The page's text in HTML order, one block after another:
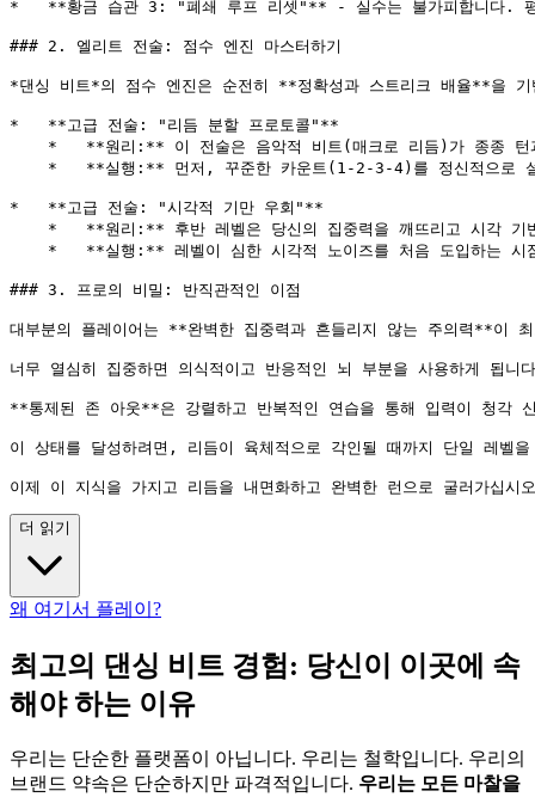
*   **황금 습관 3: "폐쇄 루프 리셋"** - 실수는 불가피합니다. 평
### 2. 엘리트 전술: 점수 엔진 마스터하기
*댄싱 비트*의 점수 엔진은 순전히 **정확성과 스트리크 배율**을
*   **고급 전술: "리듬 분할 프로토콜"**
*   **원리:** 이 전술은 음악적 비트(매크로 리듬)가 종종 턴
*   **실행:** 먼저, 꾸준한 카운트(1-2-3-4)를 정신적으로
*   **고급 전술: "시각적 기만 우회"**
*   **원리:** 후반 레벨은 당신의 집중력을 깨뜨리고 시각 기
*   **실행:** 레벨이 심한 시각적 노이즈를 처음 도입하는 시
### 3. 프로의 비밀: 반직관적인 이점
대부분의 플레이어는 **완벽한 집중력과 흔들리지 않는 주의력**이
너무 열심히 집중하면 의식적이고 반응적인 뇌 부분을 사용하게
**통제된 존 아웃**은 강렬하고 반복적인 연습을 통해 입력이 청각
이 상태를 달성하려면, 리듬이 육체적으로 각인될 때까지 단일 레벨
더 읽기
왜 여기서 플레이?
최고의 댄싱 비트 경험: 당신이 이곳에 속
해야 하는 이유
우리는 단순한 플랫폼이 아닙니다. 우리는 철학입니다. 우리의
브랜드 약속은 단순하지만 파격적입니다. 우리는 모든 마찰을